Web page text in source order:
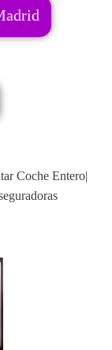
Coche Entero|